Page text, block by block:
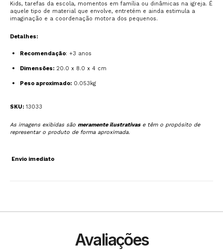
Kids, tarefas da escola, momentos em família ou dinâmicas na igreja. É
aquele tipo de material que envolve, entretém e ainda estimula a
imaginação e a coordenação motora dos pequenos.
Detalhes:
Recomendação: +3 anos
Dimensões: 20.0 x 8.0 x 4 cm
Peso aproximado: 0.053kg
SKU: 13033
As imagens exibidas são meramente ilustrativase têm o propósito de
representar o produto de forma aproximada.
Envio imediato
Avaliações